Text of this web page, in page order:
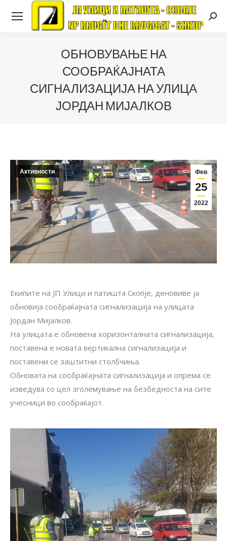
ОБНОВУВАЊЕ НА
СООБРАЌАЈНАТА
СИГНАЛИЗАЦИЈА НА УЛИЦА
ЈОРДАН МИЈАЛКОВ
Фев
25
2022
Активности
Екипите на ЈП Улици и патишта Скопје, деновиве ја
обновија сообраќајната сигнализација на улицата
Јордан Мијалков.
На улицата е обновена хоризонталната сигнализација,
поставена е новата вертикална сигнализација и
поставени се заштитни столбчиња.
Обновата на сообраќајната сигнализација и опрема се
изведува со цел зголемување на безбедноста на сите
учесници во сообраќајот.